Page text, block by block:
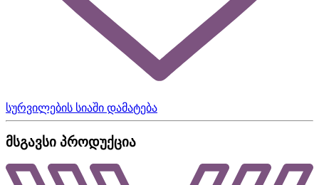
სურვილების სიაში დამატება
მსგავსი პროდუქცია